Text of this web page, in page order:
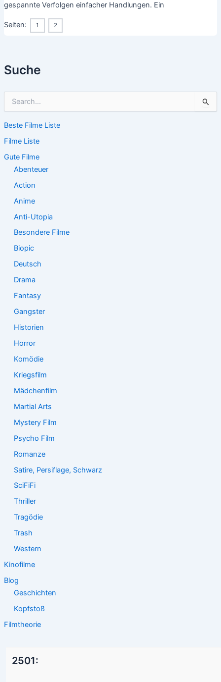
Suche
h
n
n
Beste Filme Liste
Filme Liste
Gute Filme
Abenteuer
Action
Anime
Anti-Utopia
Besondere Filme
Biopic
Deutsch
Drama
Fantasy
Gangster
Historien
Horror
Komödie
Kriegsfilm
Mädchenfilm
Martial Arts
Mystery Film
Psycho Film
Romanze
Satire, Persiflage, Schwarz
SciFiFi
Thriller
Tragödie
Trash
Western
Kinofilme
Blog
Geschichten
Kopfstoß
Filmtheorie
gespannte Verfolgen einfacher Handlungen. Ein
Seiten: 1 2
2501: